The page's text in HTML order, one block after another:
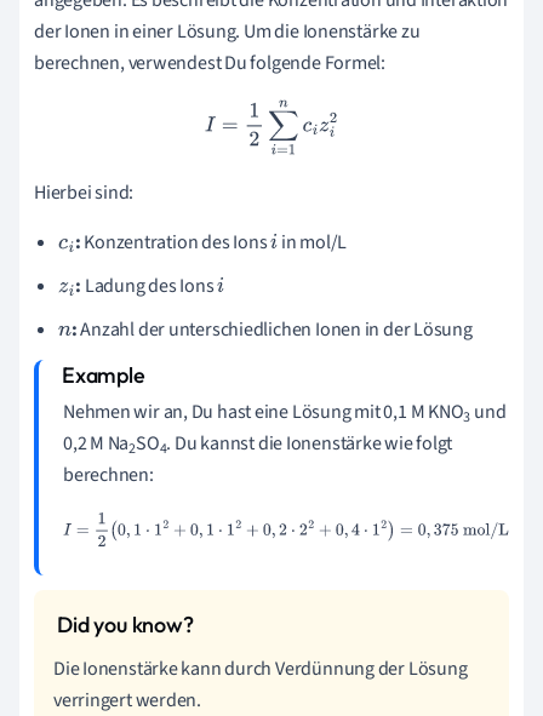
der Ionen in einer Lösung. Um die Ionenstärke zu
berechnen, verwendest Du folgende Formel:
∑i =1nc z 2
Hierbei sind:
ci :Konzentration des Ionsi in mol/L
zi : Ladung des Ionsi
n:Anzahl der unterschiedlichen Ionen in der Lösung
Nehmen wir an, Du hast eine Lösung mit 0,1 M KNO3 und
0,2 M Na2SO4. Du kannst die Ionenstärke wie folgt
berechnen:
I=12( 0 1⋅ 12+0, 1 12 +0,2⋅22+0,4⋅12) =0,375mol/L
Die Ionenstärke kann durch Verdünnung der Lösung
verringert werden.